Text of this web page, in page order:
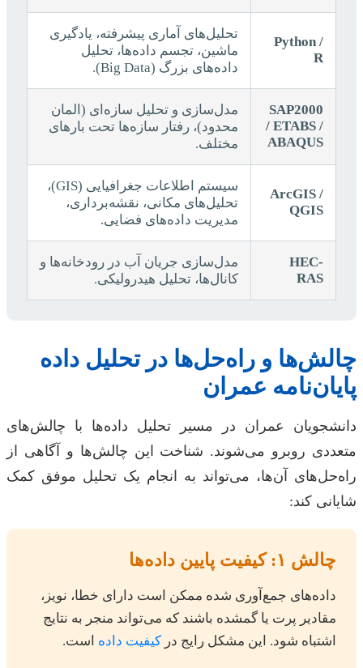
Python /
R
تحلیل‌های آماری پیشرفته، یادگیری
ماشین، تجسم داده‌ها، تحلیل
داده‌های بزرگ (Big Data).
SAP2000
/ ETABS /
ABAQUS
مدل‌سازی و تحلیل سازه‌ای (المان
محدود)، رفتار سازه‌ها تحت بارهای
مختلف.
ArcGIS /
QGIS
سیستم اطلاعات جغرافیایی (GIS)،
تحلیل‌های مکانی، نقشه‌برداری،
مدیریت داده‌های فضایی.
HEC-
RAS
مدل‌سازی جریان آب در رودخانه‌ها و
کانال‌ها، تحلیل هیدرولیکی.
چالش‌ها و راه‌حل‌ها در تحلیل داده
پایان‌نامه عمران
دانشجویان عمران در مسیر تحلیل داده‌ها با چالش‌های
متعددی روبرو می‌شوند. شناخت این چالش‌ها و آگاهی از
راه‌حل‌های آن‌ها، می‌تواند به انجام یک تحلیل موفق کمک
شایانی کند:
چالش ۱: کیفیت پایین داده‌ها
داده‌های جمع‌آوری شده ممکن است دارای خطا، نویز،
مقادیر پرت یا گمشده باشند که می‌تواند منجر به نتایج
اشتباه شود. این مشکل رایج در کیفیت داده است.